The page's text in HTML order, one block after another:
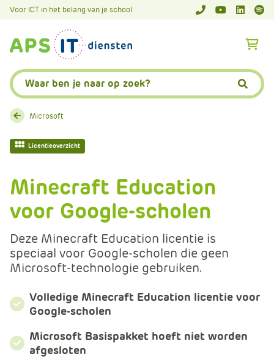
Voor ICT in het belang van je school
Zoeken:
A
s
.
F
e
e
Microsoft
Licentieoverzicht
Minecraft Education
voor Google-scholen
Deze Minecraft Education licentie is
speciaal voor Google-scholen die geen
Microsoft-technologie gebruiken.
Volledige Minecraft Education licentie voor
Google-scholen
Microsoft Basispakket hoeft niet worden
afgesloten